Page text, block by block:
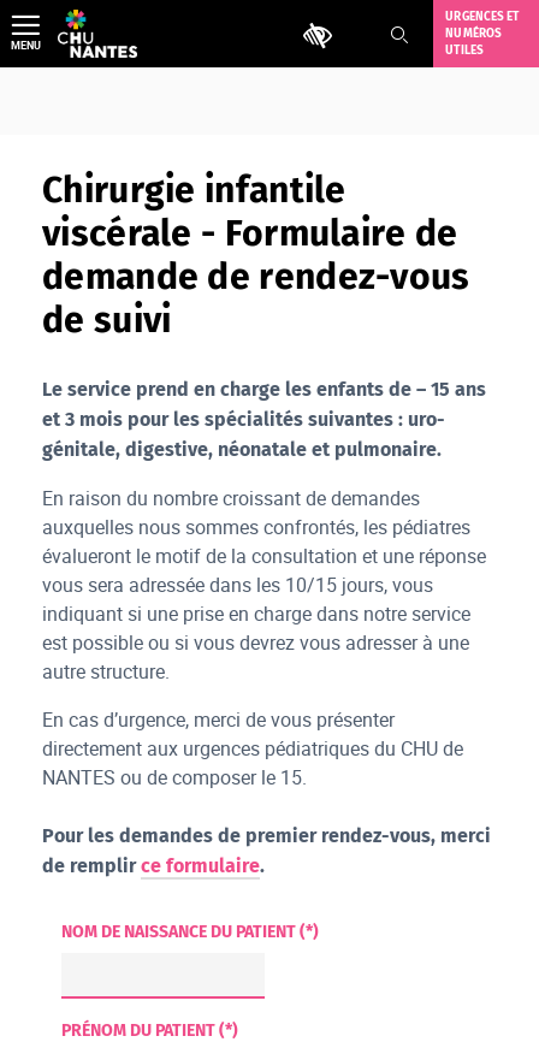
Aller
au
contenu
Outils d'accessibilité
URGENCES ET
NUMÉROS
UTILES
MENU
Chirurgie infantile
viscérale - Formulaire de
demande de rendez-vous
de suivi
Le service prend en charge les enfants de – 15 ans
et 3 mois pour les spécialités suivantes : uro-
génitale, digestive, néonatale et pulmonaire.
En raison du nombre croissant de demandes
auxquelles nous sommes confrontés, les pédiatres
évalueront le motif de la consultation et une réponse
vous sera adressée dans les 10/15 jours, vous
indiquant si une prise en charge dans notre service
est possible ou si vous devrez vous adresser à une
autre structure.
En cas d’urgence, merci de vous présenter
directement aux urgences pédiatriques du CHU de
NANTES ou de composer le 15.
Pour les demandes de premier rendez-vous, merci
de remplirce formulaire.
NOM DE NAISSANCE DU PATIENT (*)
PRÉNOM DU PATIENT (*)